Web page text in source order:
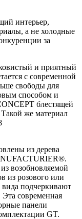
интерьер,
а не холодные
за
и приятный
с современной
свободы для
способом и
блестящей
же материал
из дерева
возобновляемой
из розового или
подчеркивают
современная
панели
GT.